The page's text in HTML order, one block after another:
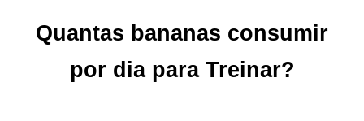
Quantas bananas consumir
por dia para Treinar?